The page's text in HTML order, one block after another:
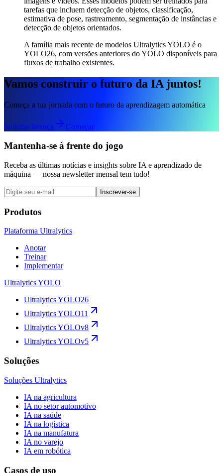
tarefas que incluem detecção de objetos, classificação,
estimativa de pose, rastreamento, segmentação de instâncias e
detecção de objetos orientados.
A família mais recente de modelos Ultralytics YOLO é o
YOLO26, com versões anteriores do YOLO disponíveis para
fluxos de trabalho existentes.
Vamos construir o futuro da IA juntos!
Começa a tua jornada com o futuro da aprendizagem automática
Solicitar licença Começar
Mantenha-se à frente do jogo
Receba as últimas notícias e insights sobre IA e aprendizado de
máquina — nossa newsletter mensal tem tudo!
Inscrever-se
Produtos
Plataforma Ultralytics
Anotar
Treinar
Implementar
Ultralytics YOLO
Ultralytics YOLO26
Ultralytics YOLO11
Ultralytics YOLOv8
Ultralytics YOLOv5
Soluções
Soluções Ultralytics
IA na agricultura
IA no setor automotivo
IA na saúde
IA na logística
IA na manufatura
IA no varejo
IA em robótica
Casos de uso